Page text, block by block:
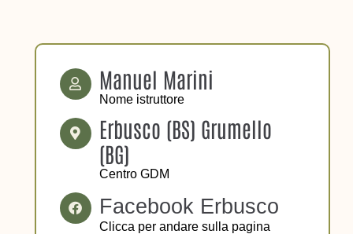
Manuel Marini
Nome istruttore
Erbusco (BS) Grumello
(BG)
Centro GDM
Facebook Erbusco
Clicca per andare sulla pagina